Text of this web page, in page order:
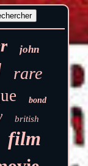
john
rare
bond
british
film